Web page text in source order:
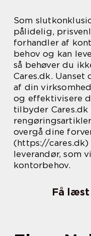
Som
pålidelig,
forhandler af
behov og kan
så behøver du
Cares.dk.
af din
og effektivisere
tilbyder
overgå dine
(https://
leverandør, som
kontorbehov.
Få